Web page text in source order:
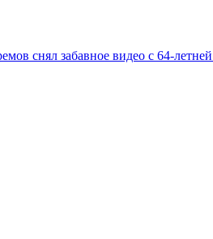
снял забавное видео с 64-